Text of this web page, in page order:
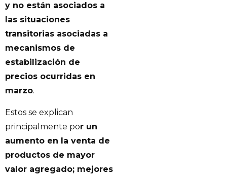
y no están asociados a
las situaciones
transitorias asociadas a
mecanismos de
estabilización de
precios ocurridas en
marzo.
Estos se explican
principalmente por un
aumento en la venta de
productos de mayor
valor agregado; mejores